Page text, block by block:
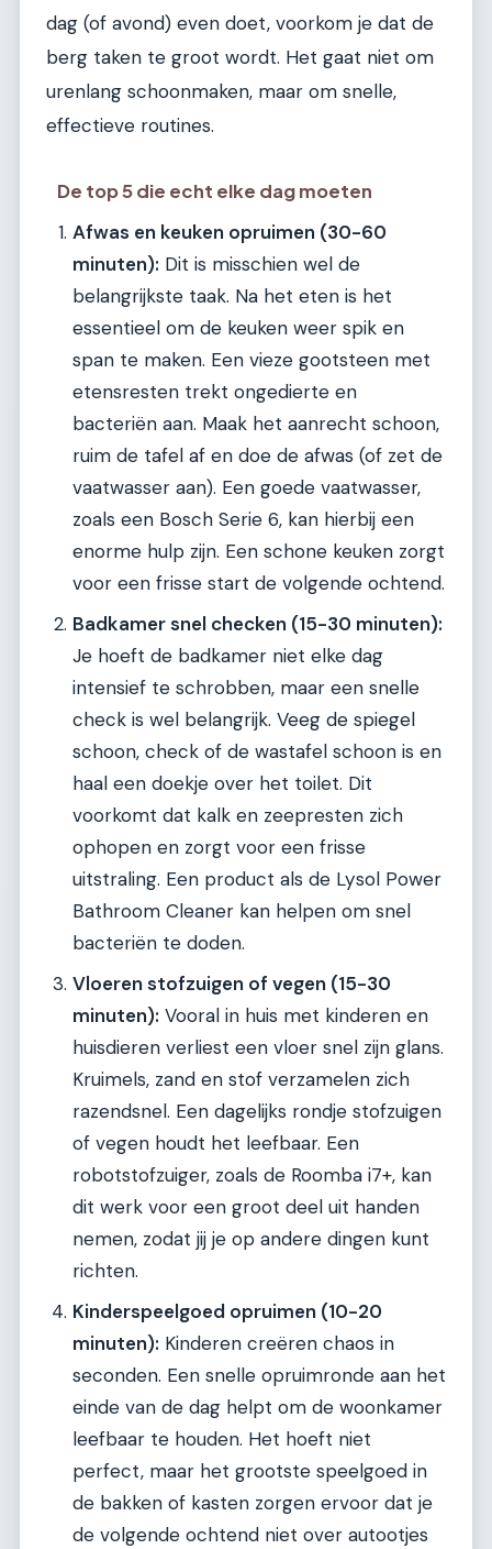
dag (of avond) even doet, voorkom je dat de
berg taken te groot wordt. Het gaat niet om
urenlang schoonmaken, maar om snelle,
effectieve routines.
De top 5 die echt elke dag moeten
Afwas en keuken opruimen (30-60
minuten): Dit is misschien wel de
belangrijkste taak. Na het eten is het
essentieel om de keuken weer spik en
span te maken. Een vieze gootsteen met
etensresten trekt ongedierte en
bacteriën aan. Maak het aanrecht schoon,
ruim de tafel af en doe de afwas (of zet de
vaatwasser aan). Een goede vaatwasser,
zoals een Bosch Serie 6, kan hierbij een
enorme hulp zijn. Een schone keuken zorgt
voor een frisse start de volgende ochtend.
Badkamer snel checken (15-30 minuten):
Je hoeft de badkamer niet elke dag
intensief te schrobben, maar een snelle
check is wel belangrijk. Veeg de spiegel
schoon, check of de wastafel schoon is en
haal een doekje over het toilet. Dit
voorkomt dat kalk en zeepresten zich
ophopen en zorgt voor een frisse
uitstraling. Een product als de Lysol Power
Bathroom Cleaner kan helpen om snel
bacteriën te doden.
Vloeren stofzuigen of vegen (15-30
minuten): Vooral in huis met kinderen en
huisdieren verliest een vloer snel zijn glans.
Kruimels, zand en stof verzamelen zich
razendsnel. Een dagelijks rondje stofzuigen
of vegen houdt het leefbaar. Een
robotstofzuiger, zoals de Roomba i7+, kan
dit werk voor een groot deel uit handen
nemen, zodat jij je op andere dingen kunt
richten.
Kinderspeelgoed opruimen (10-20
minuten): Kinderen creëren chaos in
seconden. Een snelle opruimronde aan het
einde van de dag helpt om de woonkamer
leefbaar te houden. Het hoeft niet
perfect, maar het grootste speelgoed in
de bakken of kasten zorgen ervoor dat je
de volgende ochtend niet over autootjes